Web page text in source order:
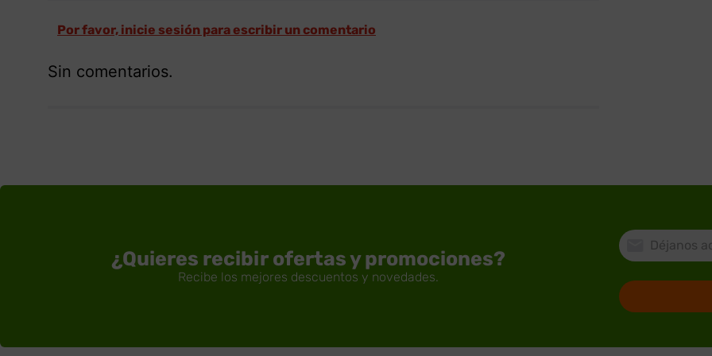
Por favor, inicie sesión para escribir un comentario
Sin comentarios.
¿Quieres recibir ofertas y promociones?